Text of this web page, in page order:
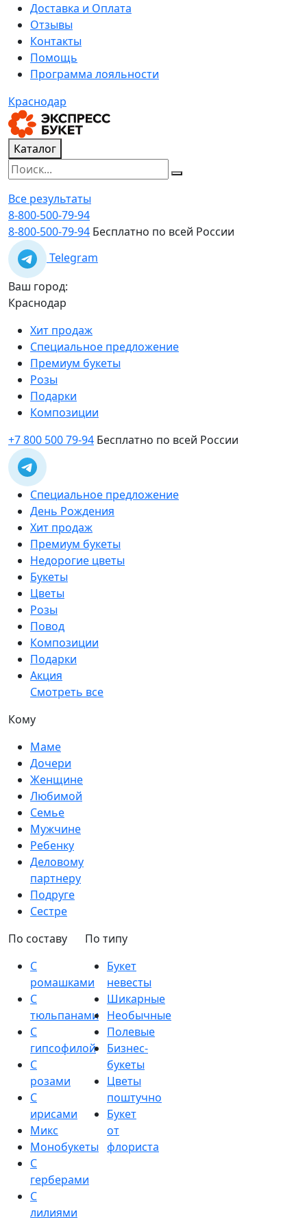
Доставка и Оплата
Отзывы
Контакты
Помощь
Программа лояльности
Краснодар
Каталог
Все результаты
8-800-500-79-94
8-800-500-79-94 Бесплатно по всей России
Telegram
Ваш город:
Краснодар
Хит продаж
Специальное предложение
Премиум букеты
Розы
Подарки
Композиции
+7 800 500 79-94 Бесплатно по всей России
Специальное предложение
День Рождения
Хит продаж
Премиум букеты
Недорогие цветы
Букеты
Цветы
Розы
Повод
Композиции
Подарки
Акция
Смотреть все
Кому
Маме
Дочери
Женщине
Любимой
Семье
Мужчине
Ребенку
Деловому
партнеру
Подруге
Сестре
По составу
С
ромашками
С
тюльпанами
С
гипсофилой
С
розами
С
ирисами
Микс
Монобукеты
С
герберами
С
лилиями
По типу
Букет
невесты
Шикарные
Необычные
Полевые
Бизнес-
букеты
Цветы
поштучно
Букет
от
флориста